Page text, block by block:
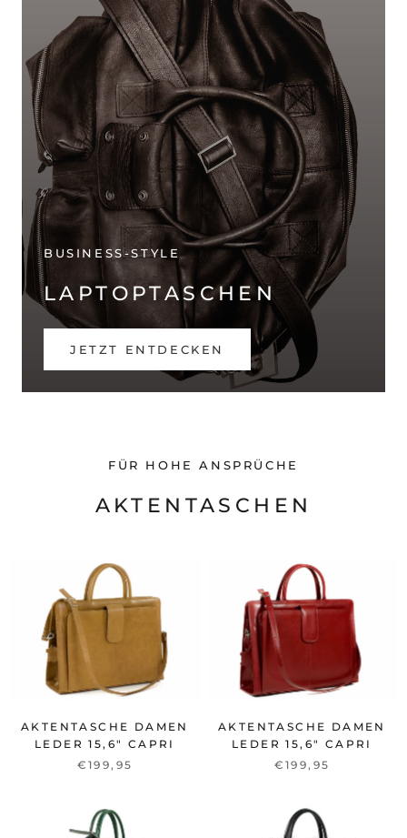
BUSINESS-STYLE
LAPTOPTASCHEN
JETZT ENTDECKEN
FÜR HOHE ANSPRÜCHE
AKTENTASCHEN
AKTENTASCHE DAMEN
LEDER 15,6" CAPRI
€199,95
AKTENTASCHE DAMEN
LEDER 15,6" CAPRI
€199,95